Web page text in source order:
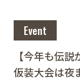
Event
【今年も伝
仮装大会は夜